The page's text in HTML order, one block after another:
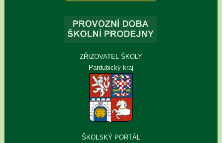
ZŘIZOVATEL ŠKOLY
Pardubický kraj
ŠKOLSKÝ PORTÁL